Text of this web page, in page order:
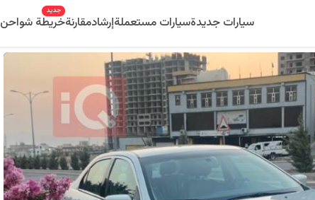
سيارات جديدةسيارات مستعملةإرشادمقارنةخريطة شواحن
جديد